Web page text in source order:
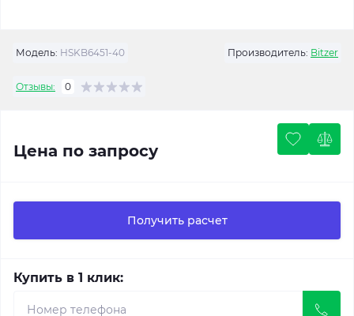
Модель: HSKB6451-40 Производитель: Bitzer
Отзывы: 0
Цена по запросу
Получить расчет
Купить в 1 клик: